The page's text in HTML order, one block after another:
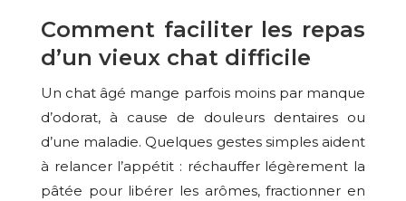
Comment faciliter les repas
d’un vieux chat difficile
Un chat âgé mange parfois moins par manque
d’odorat, à cause de douleurs dentaires ou
d’une maladie. Quelques gestes simples aident
à relancer l’appétit : réchauffer légèrement la
pâtée pour libérer les arômes, fractionner en